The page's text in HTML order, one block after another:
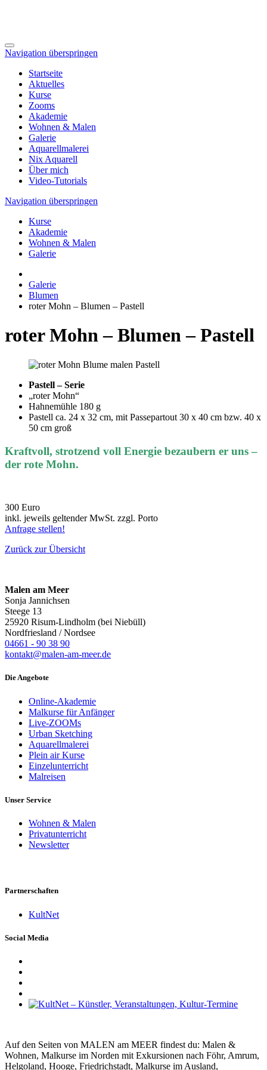
Navigation überspringen
Startseite
Aktuelles
Kurse
Zooms
Akademie
Wohnen & Malen
Galerie
Aquarellmalerei
Nix Aquarell
Über mich
Video-Tutorials
Navigation überspringen
Kurse
Akademie
Wohnen & Malen
Galerie
Galerie
Blumen
roter Mohn – Blumen – Pastell
roter Mohn – Blumen – Pastell
Pastell – Serie
„roter Mohn“
Hahnemühle 180 g
Pastell ca. 24 x 32 cm, mit Passepartout 30 x 40 cm bzw. 40 x
50 cm groß
Kraftvoll, strotzend voll Energie bezaubern er uns –
der rote Mohn.
300 Euro
inkl. jeweils geltender MwSt. zzgl. Porto
Anfrage stellen!
Zurück zur Übersicht
Malen am Meer
Sonja Jannichsen
Steege 13
25920 Risum-Lindholm (bei Niebüll)
Nordfriesland / Nordsee
04661 - 90 38 90
kontakt@malen-am-meer.de
Die Angebote
Online-Akademie
Malkurse für Anfänger
Live-ZOOMs
Urban Sketching
Aquarellmalerei
Plein air Kurse
Einzelunterricht
Malreisen
Unser Service
Wohnen & Malen
Privatunterricht
Newsletter
Partnerschaften
KultNet
Social Media
Auf den Seiten von MALEN am MEER findest du: Malen &
Wohnen, Malkurse im Norden mit Exkursionen nach Föhr, Amrum,
Helgoland, Hooge, Friedrichstadt, Malkurse im Ausland,